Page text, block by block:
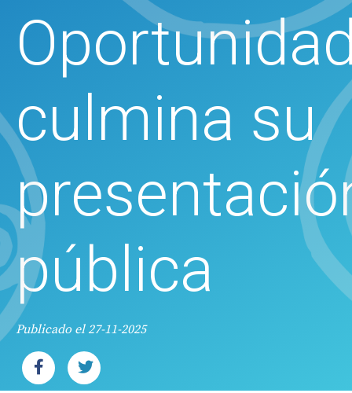
culmina su
pública
Publicado el 27-11-2025